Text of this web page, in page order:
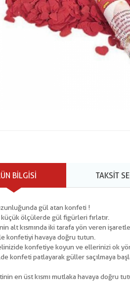
BILGISI TAKSIT
gül atan konfeti !
ölçülerde gül figürleri fırlatır.
alt kısmında iki tarafa yön veren
konfetiyi havaya doğru tutun.
konfetiye koyun ve ellerinizi ok
konfeti patlayarak güller saçılmaya
en üst kısmı mutlaka havaya doğru